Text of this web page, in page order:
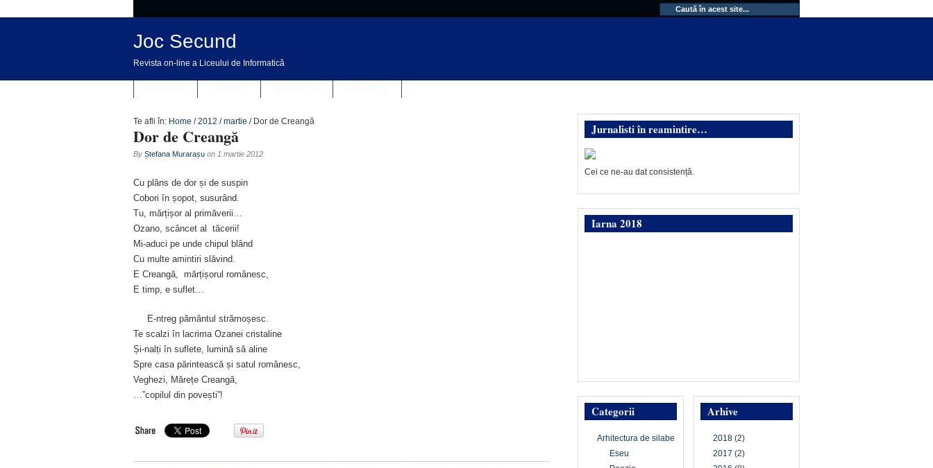
Joc Secund
Revista on-line a Liceului de Informatică
Te afli în: Home / 2012 / martie / Dor de Creangă
Dor de Creangă
By Ștefana Murarașu on 1 martie 2012
Cu plâns de dor și de suspin
Cobori în șopot, susurând.
Tu, mărțișor al primăverii…
Ozano, scâncet al tăcerii!
Mi-aduci pe unde chipul blând
Cu multe amintiri slăvind.
E Creangă, mărțișorul românesc,
E timp, e suflet…
E-ntreg pământul strămoșesc.
Te scalzi în lacrima Ozanei cristaline
Și-nalți în suflete, lumină să aline
Spre casa părintească și satul românesc,
Veghezi, Mărețe Creangă,
…”copilul din povești”!
Jurnalisti în reamintire…
Cei ce ne-au dat consistență.
Iarna 2018
Arhive
2018 (2)
2017 (2)
Categorii
Arhitectura de silabe
Eseu